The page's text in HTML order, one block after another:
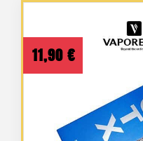
11,90 €